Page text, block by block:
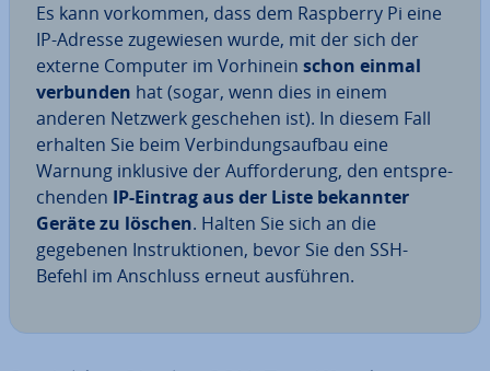
Es kann vorkommen, dass dem Raspberry Pi eine
IP-Adresse zu­ge­wie­sen wurde, mit der sich der
externe Computer im Vorhinein schon einmal
verbunden hat (sogar, wenn dies in einem
anderen Netzwerk geschehen ist). In diesem Fall
erhalten Sie beim Ver­bin­dungs­auf­bau eine
Warnung inklusive der Auf­for­de­rung, den ent­spre­
chen­den IP-Eintrag aus der Liste bekannter
Geräte zu löschen. Halten Sie sich an die
gegebenen In­struk­tio­nen, bevor Sie den SSH-
Befehl im Anschluss erneut ausführen.